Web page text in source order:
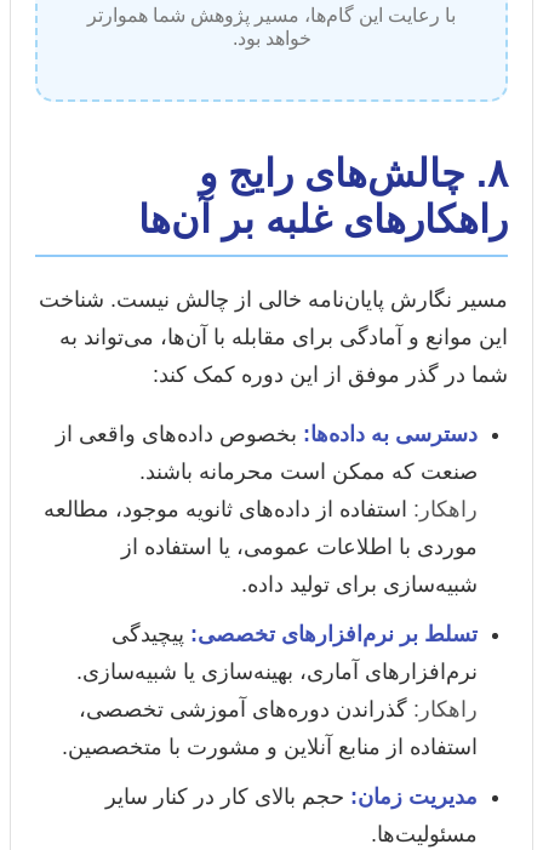
با رعایت این گام‌ها، مسیر پژوهش شما هموارتر
خواهد بود.
۸. چالش‌های رایج و
راهکارهای غلبه بر آن‌ها
مسیر نگارش پایان‌نامه خالی از چالش نیست. شناخت
این موانع و آمادگی برای مقابله با آن‌ها، می‌تواند به
شما در گذر موفق از این دوره کمک کند:
دسترسی به داده‌ها: بخصوص داده‌های واقعی از
صنعت که ممکن است محرمانه باشند.
راهکار: استفاده از داده‌های ثانویه موجود، مطالعه
موردی با اطلاعات عمومی، یا استفاده از
شبیه‌سازی برای تولید داده.
تسلط بر نرم‌افزارهای تخصصی: پیچیدگی
نرم‌افزارهای آماری، بهینه‌سازی یا شبیه‌سازی.
راهکار: گذراندن دوره‌های آموزشی تخصصی،
استفاده از منابع آنلاین و مشورت با متخصصین.
مدیریت زمان: حجم بالای کار در کنار سایر
مسئولیت‌ها.